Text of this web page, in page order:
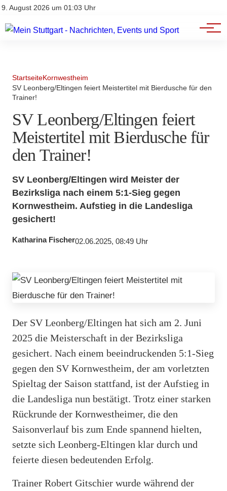
9. August 2026 um 01:03 Uhr
Impressum
Branchenbuch
Werbung
StartseiteKornwestheim
SV Leonberg/Eltingen feiert Meistertitel mit Bierdusche für den
Trainer!
SV Leonberg/Eltingen feiert
Meistertitel mit Bierdusche für
den Trainer!
SV Leonberg/Eltingen wird Meister der
Bezirksliga nach einem 5:1-Sieg gegen
Kornwestheim. Aufstieg in die Landesliga
gesichert!
Katharina Fischer02.06.2025, 08:49 Uhr
Der SV Leonberg/Eltingen hat sich am 2. Juni
2025 die Meisterschaft in der Bezirksliga
gesichert. Nach einem beeindruckenden 5:1-Sieg
gegen den SV Kornwestheim, der am vorletzten
Spieltag der Saison stattfand, ist der Aufstieg in
die Landesliga nun bestätigt. Trotz einer starken
Rückrunde der Kornwestheimer, die den
Saisonverlauf bis zum Ende spannend hielten,
setzte sich Leonberg-Eltingen klar durch und
feierte diesen bedeutenden Erfolg.
Trainer Robert Gitschier wurde während der